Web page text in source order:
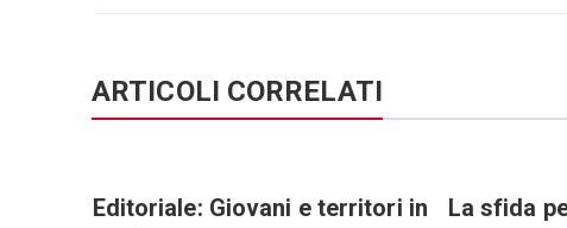
ARTICOLI CORRELATI
Editoriale: Giovani e territori in
La sfida